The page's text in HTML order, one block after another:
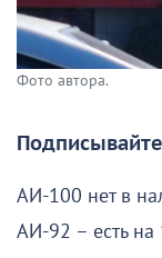
Фото автора.
АИ-100 нет в
АИ-92 – есть на